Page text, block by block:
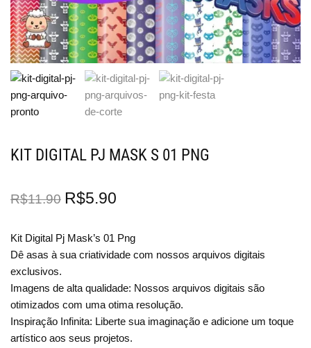
KIT DIGITAL PJ MASK S 01 PNG
R$11.90 R$5.90
Kit Digital Pj Mask’s 01 Png
Dê asas à sua criatividade com nossos arquivos digitais
exclusivos.
Imagens de alta qualidade: Nossos arquivos digitais são
otimizados com uma otima resolução.
Inspiração Infinita: Liberte sua imaginação e adicione um toque
artístico aos seus projetos.